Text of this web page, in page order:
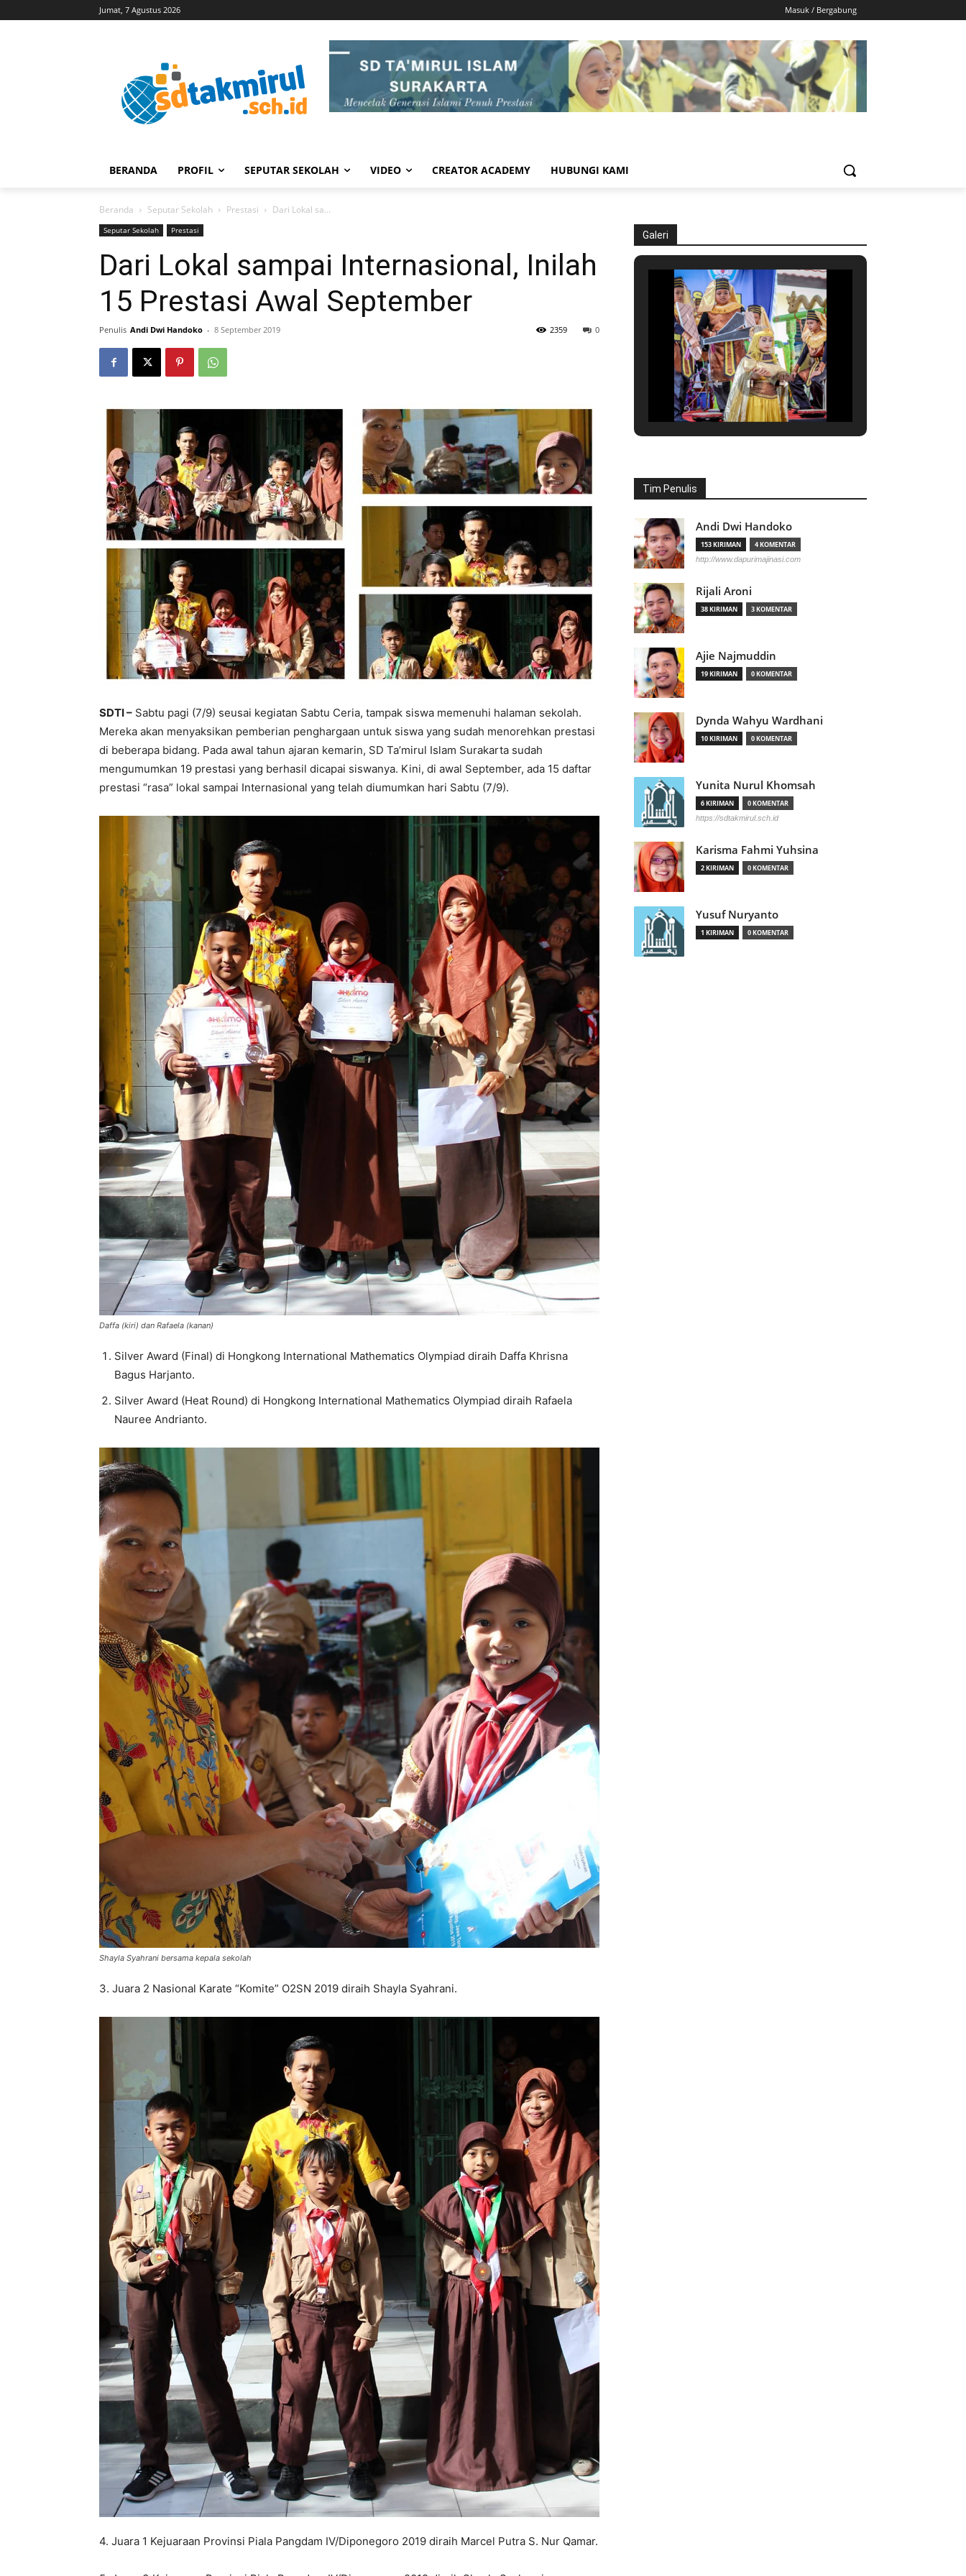
Jumat, 7 Agustus 2026 Masuk / Bergabung
BERANDA PROFIL SEPUTAR SEKOLAH VIDEO CREATOR ACADEMY HUBUNGI KAMI
Beranda Seputar Sekolah Prestasi Dari Lokal sa...
Seputar Sekolah Prestasi
Dari Lokal sampai Internasional, Inilah
15 Prestasi Awal September
Penulis Andi Dwi Handoko - 8 September 2019 0
2359
SDTI – Sabtu pagi (7/9) seusai kegiatan Sabtu Ceria, tampak siswa memenuhi halaman sekolah.
Mereka akan menyaksikan pemberian penghargaan untuk siswa yang sudah menorehkan prestasi
di beberapa bidang. Pada awal tahun ajaran kemarin, SD Ta’mirul Islam Surakarta sudah
mengumumkan 19 prestasi yang berhasil dicapai siswanya. Kini, di awal September, ada 15 daftar
prestasi “rasa” lokal sampai Internasional yang telah diumumkan hari Sabtu (7/9).
Daffa (kiri) dan Rafaela (kanan)
Silver Award (Final) di Hongkong International Mathematics Olympiad diraih Daffa Khrisna
Bagus Harjanto.
Silver Award (Heat Round) di Hongkong International Mathematics Olympiad diraih Rafaela
Nauree Andrianto.
Shayla Syahrani bersama kepala sekolah
3. Juara 2 Nasional Karate “Komite” O2SN 2019 diraih Shayla Syahrani.
4. Juara 1 Kejuaraan Provinsi Piala Pangdam IV/Diponegoro 2019 diraih Marcel Putra S. Nur Qamar.
Galeri
Tim Penulis
Andi Dwi Handoko
153 KIRIMAN 4 KOMENTAR
http://www.dapurimajinasi.com
Rijali Aroni
38 KIRIMAN 3 KOMENTAR
Ajie Najmuddin
19 KIRIMAN 0 KOMENTAR
Dynda Wahyu Wardhani
10 KIRIMAN 0 KOMENTAR
Yunita Nurul Khomsah
6 KIRIMAN 0 KOMENTAR
https://sdtakmirul.sch.id
Karisma Fahmi Yuhsina
2 KIRIMAN 0 KOMENTAR
Yusuf Nuryanto
1 KIRIMAN 0 KOMENTAR